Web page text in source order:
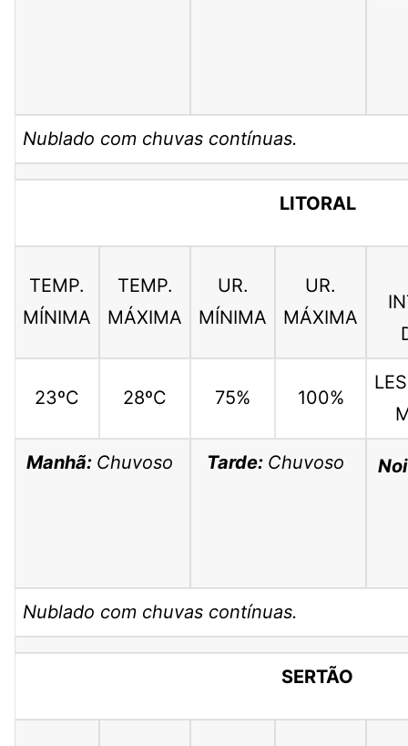
Nublado com chuvas contínuas.
LITORAL
TEMP.
MÍNIMA
TEMP.
MÁXIMA
UR.
MÍNIMA
UR.
MÁXIMA
23ºC 28ºC 75% 100%
Manhã: Chuvoso Tarde: Chuvoso
Nublado com chuvas contínuas.
SERTÃO